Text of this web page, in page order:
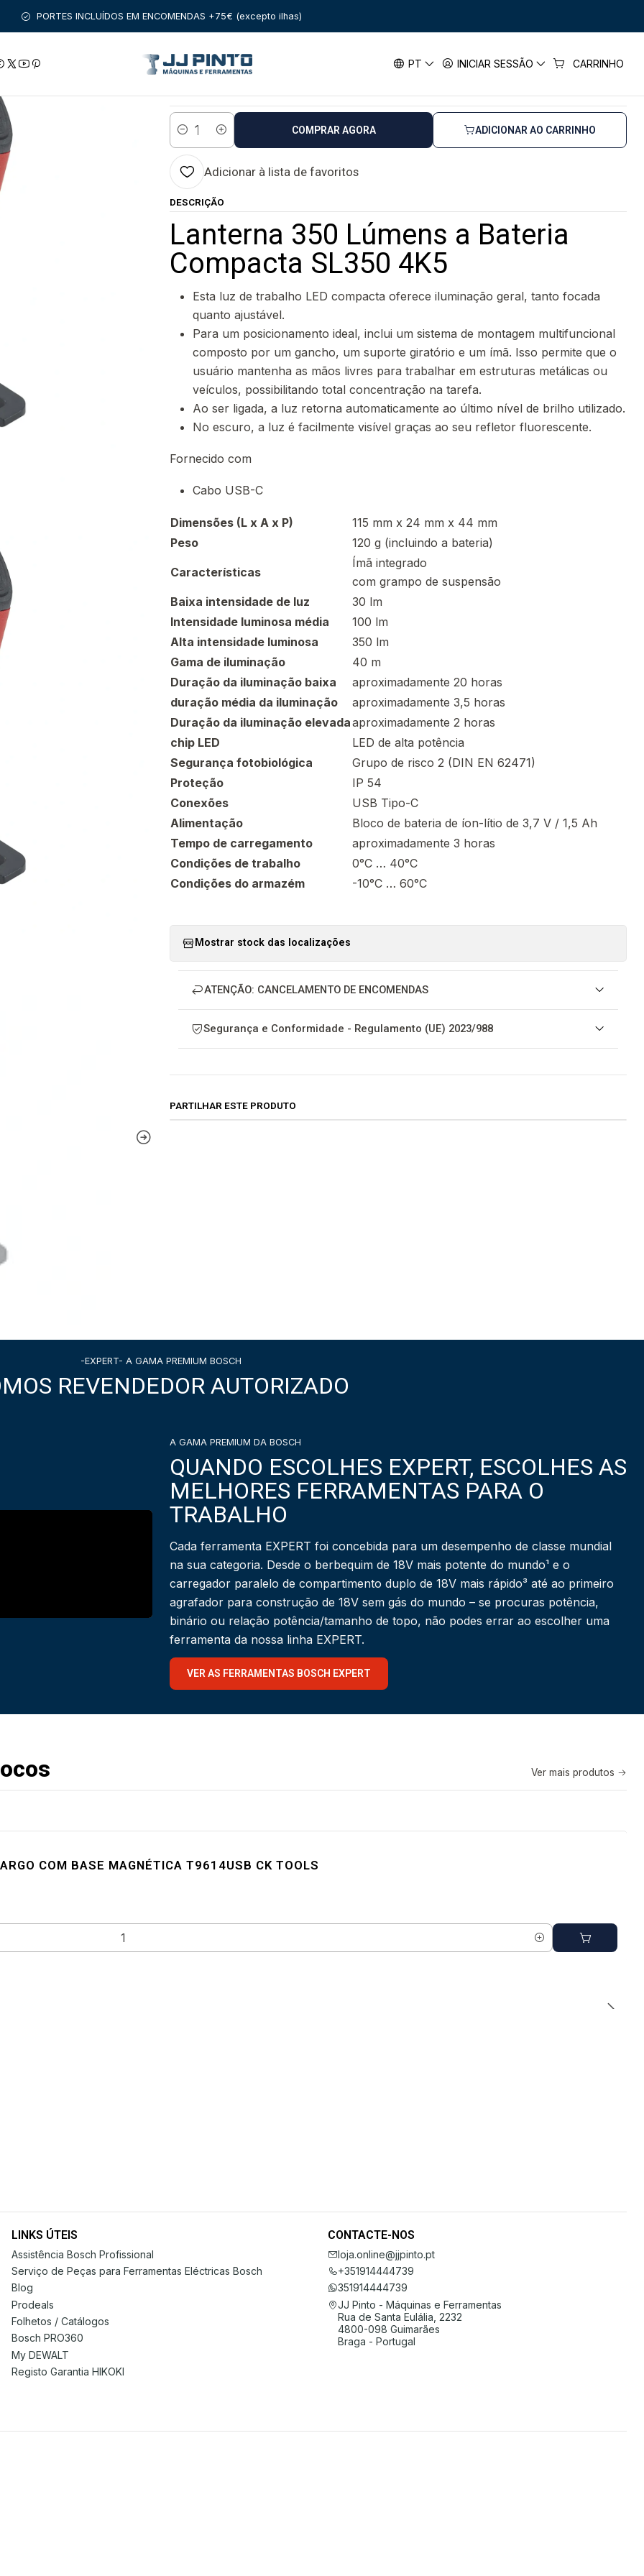
PT INICIAR SESSÃO CARRINHO
PORTES INCLUÍDOS EM ENCOMENDAS +75€ (excepto ilhas)
MANUAL ILUMINAÇÃO - Lanternas e Focos Lanterna 350 Lúmens a Bateria Compacta SL350 4K5
Lanterna 350 Lúmens a Bateria Compacta SL350 4K5
Estado: Envio imediato
Quantidade
ADICIONAR AO CARRINHO
COMPRAR AGORA
Adicionar à lista de favoritos
DESCRIÇÃO
Lanterna 350 Lúmens a Bateria
Compacta SL350 4K5
Esta luz de trabalho LED compacta oferece iluminação geral, tanto focada
quanto ajustável.
Para um posicionamento ideal, inclui um sistema de montagem multifuncional
composto por um gancho, um suporte giratório e um ímã. Isso permite que o
usuário mantenha as mãos livres para trabalhar em estruturas metálicas ou
veículos, possibilitando total concentração na tarefa.
Ao ser ligada, a luz retorna automaticamente ao último nível de brilho utilizado.
No escuro, a luz é facilmente visível graças ao seu refletor fluorescente.
Fornecido com
Cabo USB-C
Dimensões (L x A x P)
115 mm x 24 mm x 44 mm
Peso
120 g (incluindo a bateria)
Características
Ímã integrado
com grampo de suspensão
Baixa intensidade de luz
30 lm
Intensidade luminosa média
100 lm
Alta intensidade luminosa
350 lm
Gama de iluminação
40 m
Duração da iluminação baixa
aproximadamente 20 horas
duração média da iluminação
aproximadamente 3,5 horas
Duração da iluminação elevadaaproximadamente 2 horas
chip LED
LED de alta potência
Segurança fotobiológica
Grupo de risco 2 (DIN EN 62471)
Proteção
IP 54
Conexões
USB Tipo-C
Alimentação
Bloco de bateria de íon-lítio de 3,7 V / 1,5 Ah
Tempo de carregamento
aproximadamente 3 horas
Condições de trabalho
0°C … 40°C
Condições do armazém
-10°C … 60°C
Mostrar stock das localizações
ATENÇÃO: CANCELAMENTO DE ENCOMENDAS
Segurança e Conformidade - Regulamento (UE) 2023/988
PARTILHAR ESTE PRODUTO
-EXPERT- A GAMA PREMIUM BOSCH
REVENDEDOR AUTORIZADO
A GAMA PREMIUM DA BOSCH
QUANDO ESCOLHES EXPERT, ESCOLHES AS
MELHORES FERRAMENTAS PARA O
TRABALHO
Cada ferramenta EXPERT foi concebida para um desempenho de classe mundial
na sua categoria. Desde o berbequim de 18V mais potente do mundo¹ e o
carregador paralelo de compartimento duplo de 18V mais rápido³ até ao primeiro
agrafador para construção de 18V sem gás do mundo – se procuras potência,
binário ou relação potência/tamanho de topo, não podes errar ao escolher uma
ferramenta da nossa linha EXPERT.
VER AS FERRAMENTAS BOSCH EXPERT
Ver mais produtos
COM BASE MAGNÉTICA T9614USB CK TOOLS
LINKS ÚTEIS
Assistência Bosch Profissional
Serviço de Peças para Ferramentas Eléctricas Bosch
Blog
Prodeals
Folhetos / Catálogos
Bosch PRO360
My DEWALT
Registo Garantia HIKOKI
CONTACTE-NOS
loja.online@jjpinto.pt
+351914444739
351914444739
JJ Pinto - Máquinas e Ferramentas
Rua de Santa Eulália, 2232
4800-098 Guimarães
Braga - Portugal